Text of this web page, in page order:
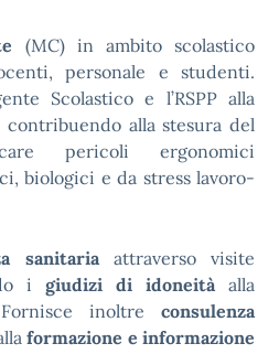
(MC) in ambito scolastico
personale e studenti.
Scolastico e l’RSPP alla
contribuendo alla stesura del
pericoli ergonomici
biologici e da stress lavoro-
sanitariaattraverso visite
i giudizi di idoneitàalla
inoltre consulenza
formazione e informazione